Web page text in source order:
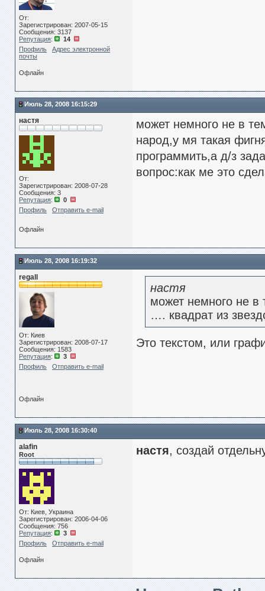
От:
Зарегистрирован: 2007-05-15
Сообщения: 3137
Репутация:
14
Профиль
Адрес электронной
почты
Офлайн
Июль 28, 2008 16:15:29
настя
От:
Зарегистрирован: 2008-07-28
Сообщения: 3
Репутация:
0
Профиль
Отправить e-mail
может немного не в
народ,у мя такая
программить,а д/з
вопрос:как ме это
Офлайн
Июль 28, 2008 16:19:32
regall
От: Киев
Зарегистрирован: 2008-07-17
Сообщения: 1583
Репутация:
3
Профиль
Отправить e-mail
настя
может немного не в
…. квадрат из
Это текстом, или
Офлайн
Июль 28, 2008 16:30:40
alafin
Root
От: Киев, Украина
Зарегистрирован: 2006-04-06
Сообщения: 756
Репутация:
3
Профиль
Отправить e-mail
настя, создай
Офлайн